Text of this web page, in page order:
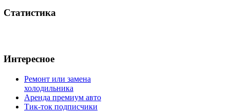
Статистика
Интересное
Ремонт или замена
холодильника
Аренда премиум авто
Тик-ток подписчики